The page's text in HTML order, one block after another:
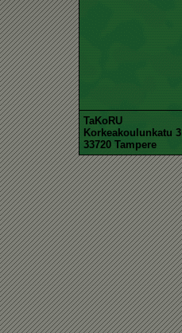
TaKoRU
Korkeakoulunkatu 3
33720 Tampere